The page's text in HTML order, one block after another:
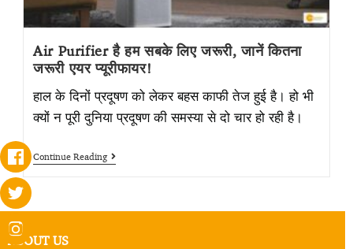
Air Purifier है हम सबके लिए जरूरी, जानें कितना
जरूरी एयर प्यूरीफायर!
हाल के दिनों प्रदूषण को लेकर बहस काफी तेज हुई है। हो भी
क्यों न पूरी दुनिया प्रदूषण की समस्या से दो चार हो रही है।
Continue Reading
ABOUT US